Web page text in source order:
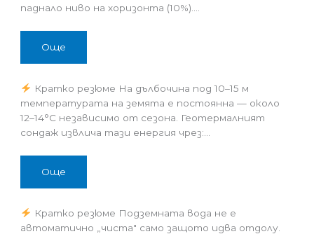
паднало ниво на хоризонта (10%).…
Още
Кратко резюме На дълбочина под 10–15 м
температурата на земята е постоянна — около
12–14°C независимо от сезона. Геотермалният
сондаж извлича тази енергия чрез:…
Още
Кратко резюме Подземната вода не е
автоматично „чиста" само защото идва отдолу.